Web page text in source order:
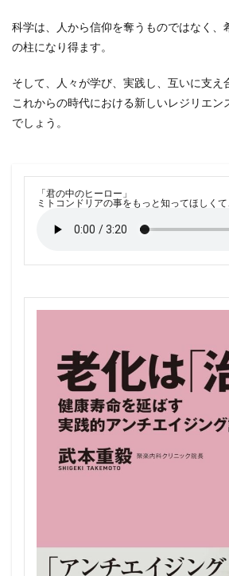
科学は、人から信仰を奪うものではなく、
の柱になり得ます。
そして、人々が学び、実践し、互いに支え
これからの時代における新しいレジリエン
でしょう。
「君の中のヒーロー」
ミトコンドリアの事をもっと知ってほしく